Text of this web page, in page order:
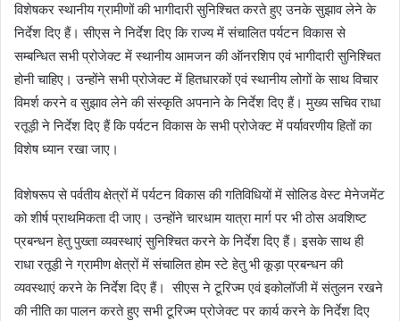
विशेषकर स्थानीय ग्रामीणों की भागीदारी सुनिश्चित करते हुए उनके सुझाव लेने के
निर्देश दिए हैं। सीएस ने निर्देश दिए कि राज्य में संचालित पर्यटन विकास से
सम्बन्धित सभी प्रोजेक्ट में स्थानीय आमजन की ऑनरशिप एवं भागीदारी सुनिश्चित
होनी चाहिए। उन्होंने सभी प्रोजेक्ट में हितधारकों एवं स्थानीय लोगों के साथ विचार
विमर्श करने व सुझाव लेने की संस्कृति अपनाने के निर्देश दिए हैं। मुख्य सचिव राधा
रतूड़ी ने निर्देश दिए हैं कि पर्यटन विकास के सभी प्रोजेक्ट में पर्यावरणीय हितों का
विशेष ध्यान रखा जाए।
विशेषरूप से पर्वतीय क्षेत्रों में पर्यटन विकास की गतिविधियों में सोलिड वेस्ट मेनेजमेंट
को शीर्ष प्राथमिकता दी जाए। उन्होंने चारधाम यात्रा मार्ग पर भी ठोस अवशिष्ट
प्रबन्धन हेतु पुख्ता व्यवस्थाएं सुनिश्चित करने के निर्देश दिए हैं। इसके साथ ही
राधा रतूड़ी ने ग्रामीण क्षेत्रों में संचालित होम स्टे हेतु भी कूड़ा प्रबन्धन की
व्यवस्थाएं करने के निर्देश दिए हैं। सीएस ने टूरिज्म एवं इकोलॉजी में संतुलन रखने
की नीति का पालन करते हुए सभी टूरिज्म प्रोजेक्ट पर कार्य करने के निर्देश दिए